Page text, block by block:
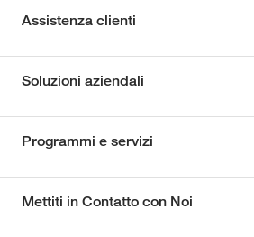
Assistenza clienti
Soluzioni aziendali
Programmi e servizi
Mettiti in Contatto con Noi